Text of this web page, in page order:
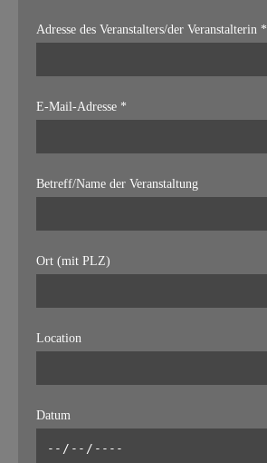
Adresse des Veranstalters/der Veranstalterin *
E-Mail-Adresse *
Betreff/Name der Veranstaltung
Ort (mit PLZ)
Location
Datum